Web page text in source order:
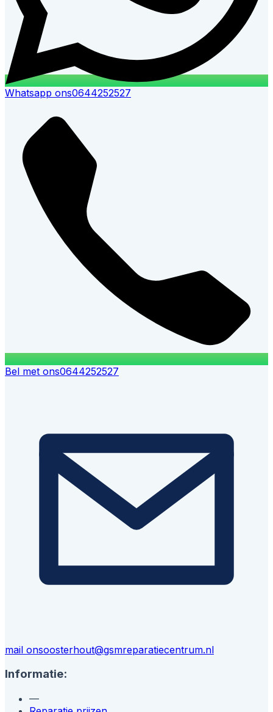
Whatsapp ons0644252527
Bel met ons0644252527
mail onsoosterhout@gsmreparatiecentrum.nl
Informatie:
—